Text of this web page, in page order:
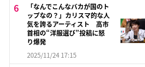
「なんでこんなバカが国のト
ップなの？」カリスマ的な人
気を誇るアーティスト 高市
首相の“洋服選び”投稿に怒
り爆発
2025/11/24 17:15